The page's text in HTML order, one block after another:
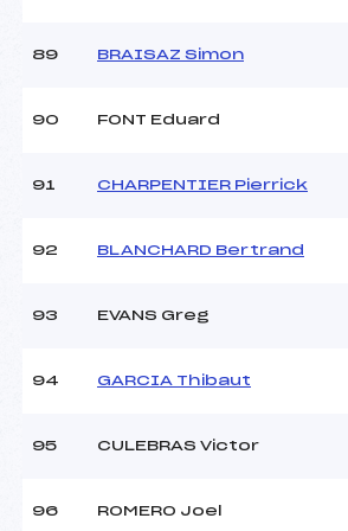
89 BRAISAZ Simon
90 FONT Eduard
91 CHARPENTIER Pierrick
92 BLANCHARD Bertrand
93 EVANS Greg
94 GARCIA Thibaut
95 CULEBRAS Victor
96 ROMERO Joel